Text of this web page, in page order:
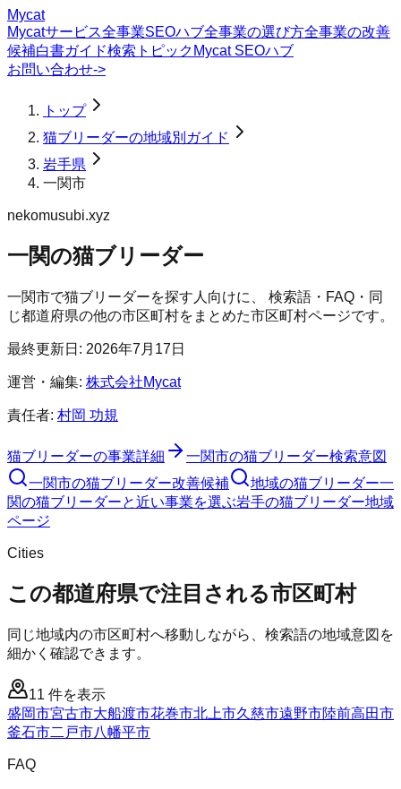
Mycat
Mycatサービス全事業SEOハブ全事業の選び方全事業の改善
候補白書ガイド検索トピック Mycat SEOハブ
お問い合わせ->
トップ
猫ブリーダーの地域別ガイド
岩手県
一関市
nekomusubi.xyz
一関の猫ブリーダー
一関市で猫ブリーダーを探す人向けに、 検索語・FAQ・同
じ都道府県の他の市区町村をまとめた市区町村ページです。
最終更新日: 2026年7月17日
運営・編集: 株式会社Mycat
責任者: 村岡 功規
猫ブリーダーの事業詳細 一関市の猫ブリーダー検索意図
一関市の猫ブリーダー改善候補 地域の猫ブリーダー一
関の猫ブリーダーと近い事業を選ぶ岩手の猫ブリーダー地域
ページ
Cities
この都道府県で注目される市区町村
同じ地域内の市区町村へ移動しながら、検索語の地域意図を
細かく確認できます。
11 件を表示
盛岡市宮古市大船渡市花巻市北上市久慈市遠野市陸前高田市
釜石市二戸市八幡平市
FAQ